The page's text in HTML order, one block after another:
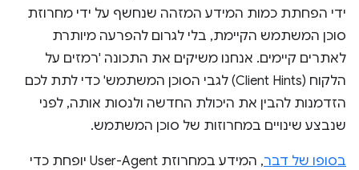
ידי הפחתת כמות המידע המזהה שנחשף על ידי מחרוזת
סוכן המשתמש הקיימת, בלי לגרום להפרעה מיותרת
לאתרים קיימים. אנחנו משיקים את התכונה 'רמזים על
הלקוח (Client Hints) לגבי הסוכן המשתמש' כדי לתת לכם
הזדמנות להבין את היכולת החדשה ולנסות אותה, לפני
שנבצע שינויים במחרוזות של סוכן המשתמש.
בסופו של דבר
, המידע במחרוזת User-Agent יופחת כדי